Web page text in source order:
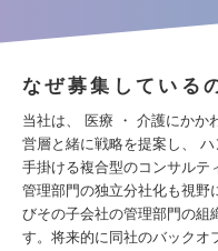
なぜ募集している
当社は、 医療 ・ 介護にかか
営層と緒に戦略を提案し、
手掛ける複合型のコンサルテ
管理部門の独立分社化も視野
びその子会社の管理部門の組
す。将来的に同社のバックオ